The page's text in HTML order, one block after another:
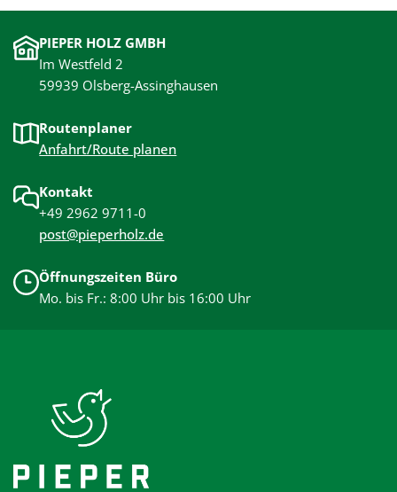
PIEPER HOLZ GMBH
Im Westfeld 2
59939 Olsberg-Assinghausen
Routenplaner
Anfahrt/Route planen
Kontakt
+49 2962 9711-0
post@pieperholz.de
Öffnungszeiten Büro
Mo. bis Fr.: 8:00 Uhr bis 16:00 Uhr